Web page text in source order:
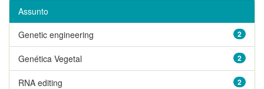
Assunto
2
Genetic engineering
2
Genética Vegetal
2
RNA editing